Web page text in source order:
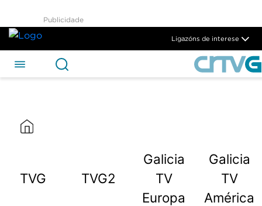
Skip to Main Content
TVG2 - CRTVG
Publicidade
Ligazóns de interese
TVG TVG2
Galicia
TV
Europa
Galicia
TV
América